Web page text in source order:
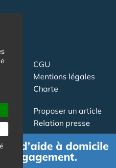
CGU
Mentions légales
Charte
Proposer un article
Relation presse
d’aide à domicile
engagement.